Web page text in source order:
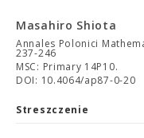
Masahiro Shiota
Annales Polonici
237-246
MSC: Primary 14P10.
DOI: 10.4064/ap87-0-20
Streszczenie